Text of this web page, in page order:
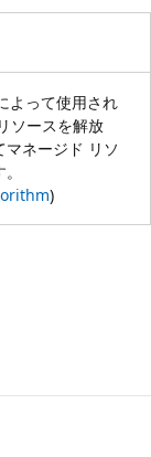
よって使用され
ソースを解放
マネージド リソ
)